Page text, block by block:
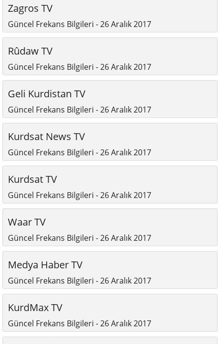
Zagros TV
Güncel Frekans Bilgileri - 26 Aralık 2017
Rûdaw TV
Güncel Frekans Bilgileri - 26 Aralık 2017
Geli Kurdistan TV
Güncel Frekans Bilgileri - 26 Aralık 2017
Kurdsat News TV
Güncel Frekans Bilgileri - 26 Aralık 2017
Kurdsat TV
Güncel Frekans Bilgileri - 26 Aralık 2017
Waar TV
Güncel Frekans Bilgileri - 26 Aralık 2017
Medya Haber TV
Güncel Frekans Bilgileri - 26 Aralık 2017
KurdMax TV
Güncel Frekans Bilgileri - 26 Aralık 2017